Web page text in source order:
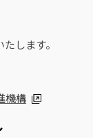
します。
機構